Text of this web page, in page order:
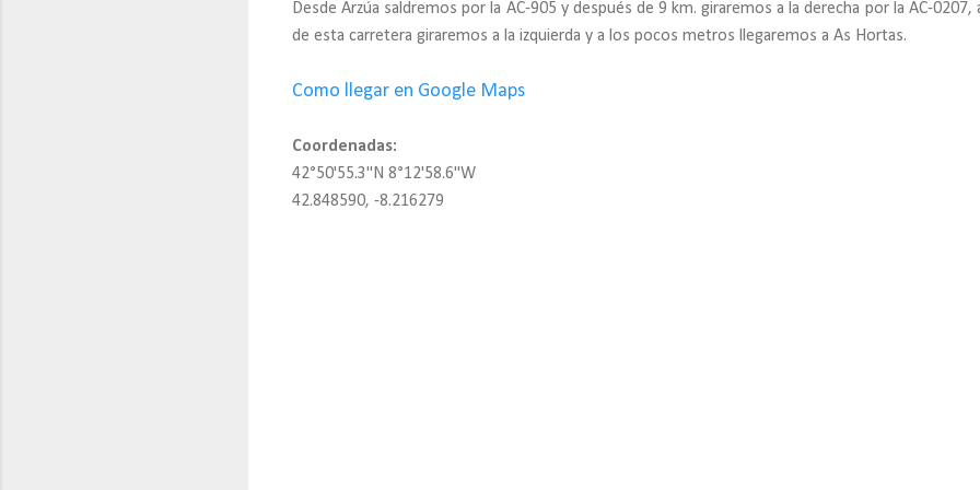
Desde Arzúa saldremos por la AC-905 y después de 9 km. giraremos a la derecha por la AC-0207,
de esta carretera giraremos a la izquierda y a los pocos metros llegaremos a As Hortas.
Como llegar en Google Maps
Coordenadas:
42°50'55.3"N 8°12'58.6"W
42.848590, -8.216279